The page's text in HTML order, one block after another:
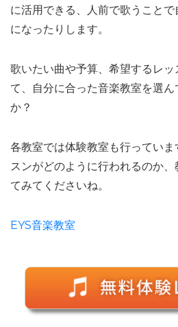
に活用できる、人前で歌うこと
になったりします。
歌いたい曲や予算、希望するレ
て、自分に合った音楽教室を選
か？
各教室では体験教室も行ってい
スンがどのように行われるのか
てみてくださいね。
EYS音楽教室